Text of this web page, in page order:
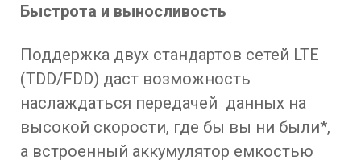
Быстрота и выносливость
Поддержка двух стандартов сетей LTE
(TDD/FDD) даст возможность
наслаждаться передачей данных на
высокой скорости, где бы вы ни были*,
а встроенный аккумулятор емкостью